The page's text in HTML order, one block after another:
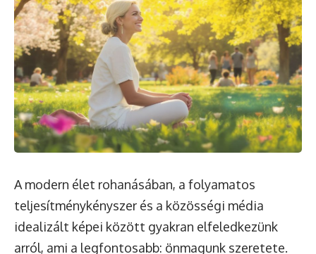
A modern élet rohanásában, a folyamatos
teljesítménykényszer és a közösségi média
idealizált képei között gyakran elfeledkezünk
arról, ami a legfontosabb: önmagunk szeretete.